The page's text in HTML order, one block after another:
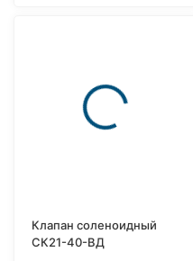
Клапан соленоидный
СК21-40-ВД